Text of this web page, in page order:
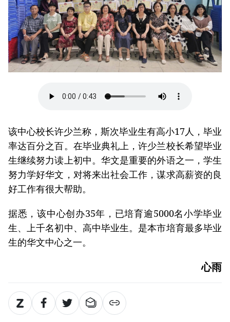
该中心校长许少兰称，斯次毕业生有高小17人，毕业
率达百分之百。在毕业典礼上，许少兰校长希望毕业
生继续努力读上初中。华文是重要的外语之一，学生
努力学好华文，对将来出社会工作，谋求高薪资的良
好工作有很大帮助。
据悉，该中心创办35年，已培育逾5000名小学毕业
生、上千名初中、高中毕业生。是本市培育最多毕业
生的华文中心之一。
心雨